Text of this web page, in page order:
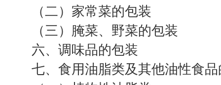
（二）家常菜的包装
（三）腌菜、野菜的包装
六、调味品的包装
七、食用油脂类及其他油性食